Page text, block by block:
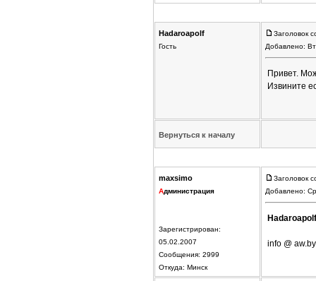
Hadaroapolf
Гость
Заголовок
Добавлено:
Привет.
Извините
Вернуться к началу
maxsimo
Администрация
Зарегистрирован:
05.02.2007
Сообщения: 2999
Откуда: Минск
Заголовок
Добавлено:
Hadaroapolf
info @ aw.by